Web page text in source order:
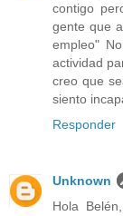
contigo
gente que
empleo"
actividad
creo que
siento
Responder
Unknown
Hola